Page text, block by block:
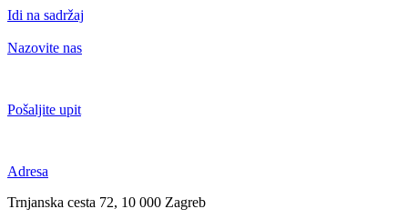
Idi na sadržaj
Nazovite nas
Pošaljite upit
Adresa
Trnjanska cesta 72, 10 000 Zagreb